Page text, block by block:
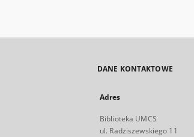
DANE KONTAKTOWE
Adres
Biblioteka UMCS
ul. Radziszewskiego 11